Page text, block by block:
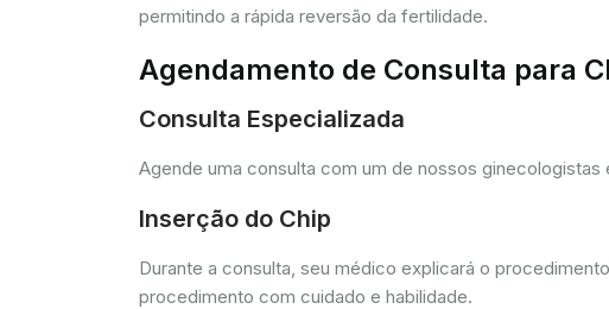
permitindo a rápida reversão da fertilidade.
Agendamento de Consulta para
Consulta Especializada
Agende uma consulta com um de nossos
Inserção do Chip
Durante a consulta, seu médico explicará o
procedimento com cuidado e habilidade.